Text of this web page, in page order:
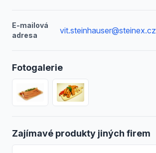
E-mailová
adresa
vit.steinhauser@steinex.cz
Fotogalerie
Zajímavé produkty jiných firem